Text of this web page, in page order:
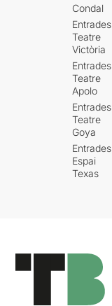
Condal
Entrades
Teatre
Victòria
Entrades
Teatre
Apolo
Entrades
Teatre
Goya
Entrades
Espai
Texas